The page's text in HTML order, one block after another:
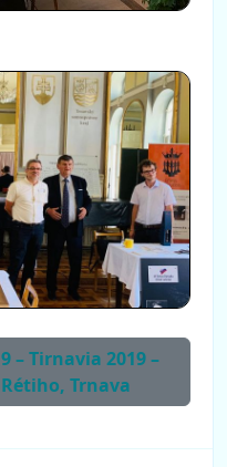
– Tirnavia 2019 –
Trnava